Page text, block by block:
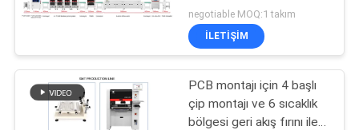
SMD Alma ve
Yerleştirme
Makinesi
Hattı
negotiable MOQ:1 takım
İLETIŞIM
PCB montajı için 4 başlı
çip montajı ve 6 sıcaklık
bölgesi geri akış fırını ile